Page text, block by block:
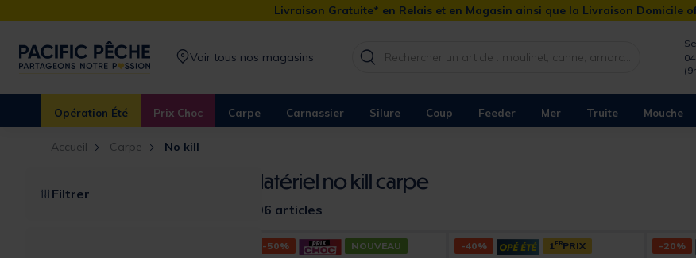
Livraison Gratuite* en Relais et en Magasin ainsi que la Livraison Domicile
Voir tous nos magasins
Opération Été Prix Choc Carpe Carnassier Silure Coup Feeder Mer Truite Mouche
Accueil Carpe No kill
Filtrer
Matériel no kill carpe
206 articles
-50% NOUVEAU -40% 1ERPRIX -20%